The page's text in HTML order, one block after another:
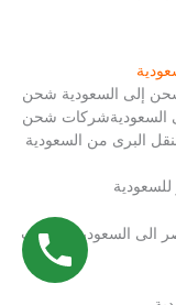
إلى السعودية شحن
السعوديةشركات شحن
البرى من السعودية
السعودية شركات